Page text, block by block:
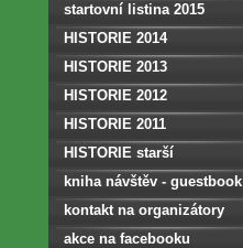
startovní listina 2015
HISTORIE 2014
HISTORIE 2013
HISTORIE 2012
HISTORIE 2011
HISTORIE starší
kniha návštěv - guestbook
kontakt na organizátory
akce na facebooku